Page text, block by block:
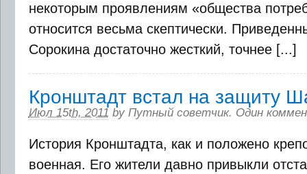
некоторым проявлениям «общества
относится весьма скептически.
Сорокина достаточно жесткий, точнее [...]
Кронштадт встал на защиту
Июл 15th, 2011 by Путный советчик. Один
История Кронштадта, как и положено
военная. Его жители давно привыкли